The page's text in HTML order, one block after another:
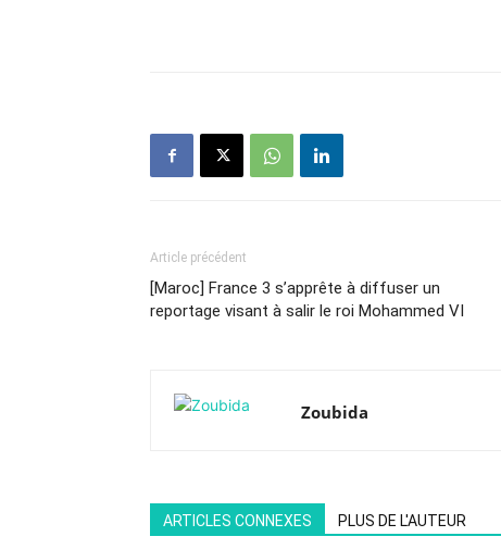
Article précédent
[Maroc] France 3 s’apprête à diffuser un
reportage visant à salir le roi Mohammed VI
Zoubida
ARTICLES CONNEXES PLUS DE L'AUTEUR